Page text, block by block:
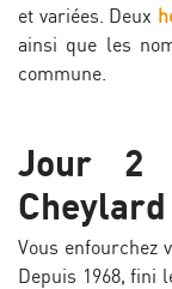
et variées. Deux
ainsi que les
commune.
Jour 2
Vous enfourchez
Depuis 1968, fini